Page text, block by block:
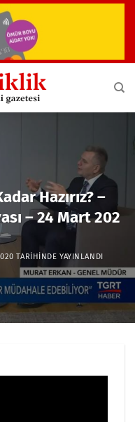
Hazırız? –
– 24 Mart 202
TARIHINDE YAYINLANDI